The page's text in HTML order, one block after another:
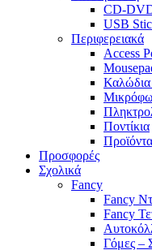
CD-
USB
Περιφερειακά
Access
Καλώδια
Ποντίκια
Προσφορές
Σχολικά
Fancy
Fancy
Fancy
Γόμες –